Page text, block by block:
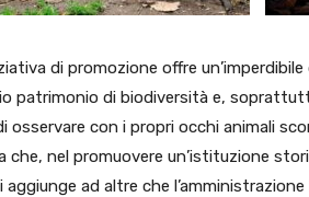
di promozione offre
patrimonio di biodiversità e,
osservare con i propri occhi animali
che, nel promuovere un’istituzione
aggiunge ad altre che